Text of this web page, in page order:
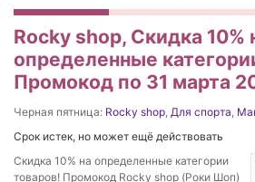
Rocky shop, Скидка 10%
определенные
Промокод по 31 марта
Черная пятница: Rocky shop, Для спорта,
Срок истек, но может ещё действовать
Скидка 10% на определенные категории
товаров! Промокод Rocky shop (Роки Шоп)